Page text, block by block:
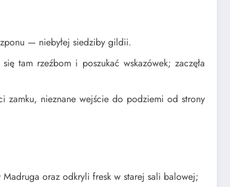
— niebyłej siedziby gildii.
tam rzeźbom i poszukać wskazówek; zaczęła
zamku, nieznane wejście do podziemi od strony
Madruga oraz odkryli fresk w starej sali balowej;